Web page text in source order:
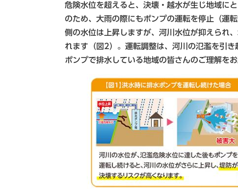
危険水位を超えると、決壊・越水が生じ地域に
のため、大雨の際にもポンプの運転を停止（運
側の水位は上昇しますが、河川水位が抑えられ
れます（図2）。運転調整は、河川の氾濫を引
ポンプで排水している地域の皆さんのご理解をお